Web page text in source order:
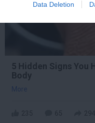
Data Deletion
5 Hidden Signs You
Body
More